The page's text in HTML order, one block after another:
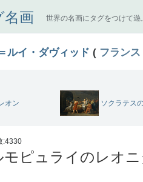
名画 世界の名画にタグをつけて遊
ルイ・ダヴィッド ( フランス
オン ソクラテス
:4330
モピュライのレオ